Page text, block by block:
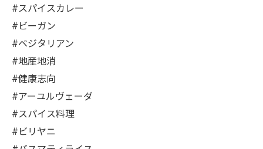
#スパイスカレー
#ビーガン
#ベジタリアン
#地産地消
#健康志向
#アーユルヴェーダ
#スパイス料理
#ビリヤニ